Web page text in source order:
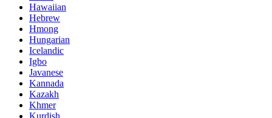
Hawaiian
Hebrew
Hmong
Hungarian
Icelandic
Igbo
Javanese
Kannada
Kazakh
Khmer